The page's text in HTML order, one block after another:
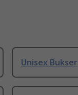
Unisex Bukser